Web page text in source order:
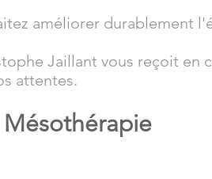
améliorer durablement
Jaillant vous reçoit
attentes.
Mésothérapie